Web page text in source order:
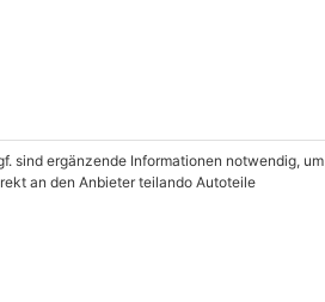
sind ergänzende Informationen notwendig, um
an den Anbieter teilando Autoteile